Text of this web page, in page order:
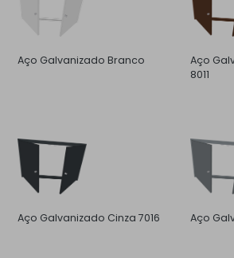
Aço Galvanizado Branco
Aço
8011
Aço Galvanizado Cinza 7016 Aço